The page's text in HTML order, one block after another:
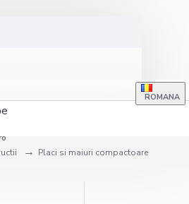
ROMANA
Placi si maiuri compactoare